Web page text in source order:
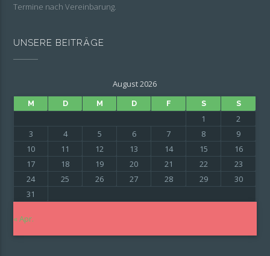
Termine nach Vereinbarung.
UNSERE BEITRÄGE
August 2026
M D M D F S S
1
2
3
4 5 6 7 8
9
10
11 12 13 14 15
16
17
18 19 20 21 22
23
24
25 26 27 28 29
30
31
« Apr.